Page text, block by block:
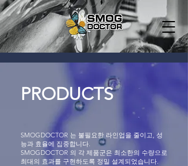
PRODUCTS
SMOGDOCTOR 는 불필요한 라인업을 줄이고, 성
능과 효율에 집중합니다.
SMOGDOCTOR 의 각 제품군은 최소한의 수량으로
최대의 효과를 구현하도록 정밀 설계되었습니다.